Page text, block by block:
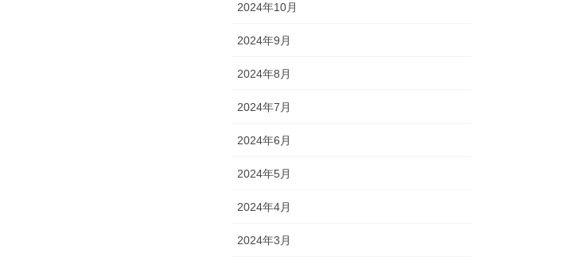
2024年10月
2024年9月
2024年8月
2024年7月
2024年6月
2024年5月
2024年4月
2024年3月